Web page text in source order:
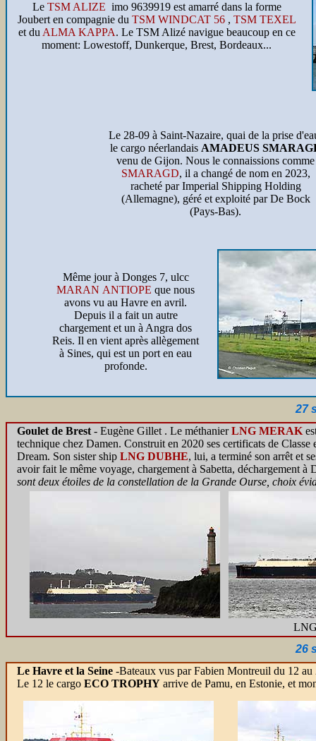
Le TSM ALIZE imo 9639919 est amarré dans la forme
Joubert en compagnie du TSM WINDCAT 56 , TSM TEXEL
et du ALMA KAPPA. Le TSM Alizé navigue beaucoup en ce
moment: Lowestoff, Dunkerque, Brest, Bordeaux...
Le 28-09 à Saint-Nazaire, quai de la prise
le cargo néerlandais AMADEUS
venu de Gijon. Nous le connaissions comme
SMARAGD, il a changé de nom en 2023,
racheté par Imperial Shipping Holding
(Allemagne), géré et exploité par De Bock
(Pays-Bas).
Même jour à Donges 7, ulcc
MARAN ANTIOPE que nous
avons vu au Havre en avril.
Depuis il a fait un autre
chargement et un à Angra dos
Reis. Il en vient après allègement
à Sines, qui est un port en eau
profonde.
27
Goulet de Brest - Eugène Gillet . Le méthanierLNG MERAK
technique chez Damen. Construit en 2020 ses certificats de
Dream. Son sister ship LNG DUBHE, lui, a terminé son arrêt et
avoir fait le même voyage, chargement à Sabetta, déchargement
sont deux étoiles de la constellation de la Grande Ourse, choix
26
Le Havre et la Seine -Bateaux vus par Fabien Montreuil du 12 au
Le 12 le cargo ECO TROPHY arrive de Pamu, en Estonie, et